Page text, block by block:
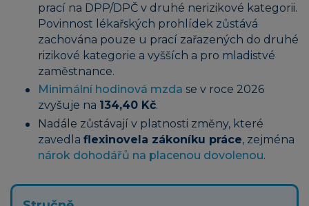
prací na DPP/DPČ v druhé nerizikové kategorii.
Povinnost lékařských prohlídek zůstává
zachována pouze u prací zařazených do druhé
rizikové kategorie a vyšších a pro mladistvé
zaměstnance.
Minimální hodinová mzda se v roce 2026
zvyšuje na 134,40 Kč.
Nadále zůstávají v platnosti změny, které
zavedla flexinovela zákoníku práce, zejména
nárok dohodářů na placenou dovolenou.